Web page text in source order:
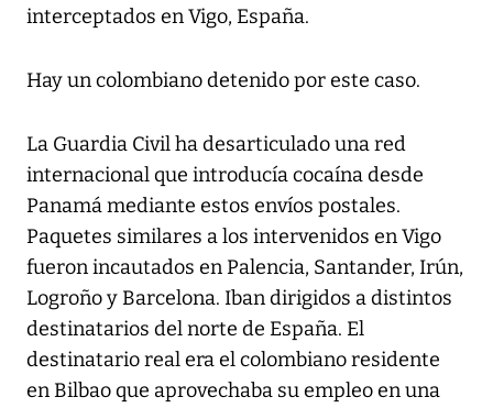
interceptados en Vigo, España.
Hay un colombiano detenido por este caso.
La Guardia Civil ha desarticulado una red
internacional que introducía cocaína desde
Panamá mediante estos envíos postales.
Paquetes similares a los intervenidos en Vigo
fueron incautados en Palencia, Santander, Irún,
Logroño y Barcelona. Iban dirigidos a distintos
destinatarios del norte de España. El
destinatario real era el colombiano residente
en Bilbao que aprovechaba su empleo en una